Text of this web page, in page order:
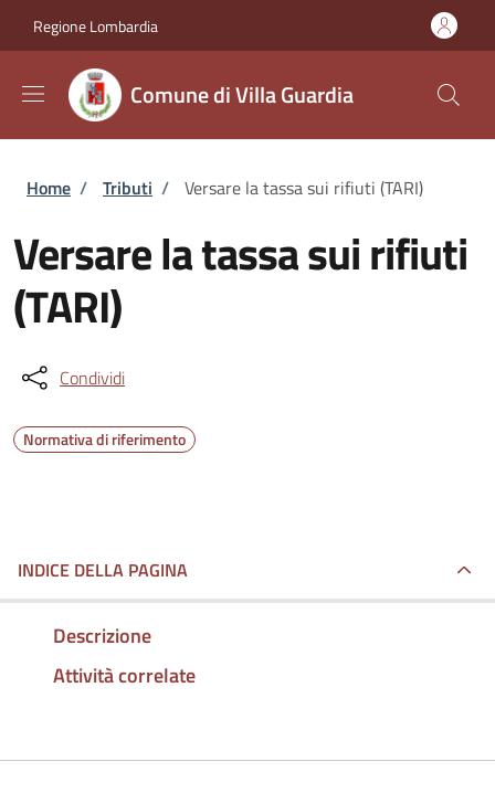
Regione Lombardia
Comune di Villa Guardia
Briciole di pane
Home / Tributi / Versare la tassa sui rifiuti (TARI)
Versare la tassa sui rifiuti
(TARI)
Condividi
Normativa di riferimento
INDICE DELLA PAGINA
Descrizione
Attività correlate